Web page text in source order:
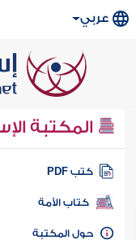
عربي
المكتبة
كتب PDF
كتاب الأمة